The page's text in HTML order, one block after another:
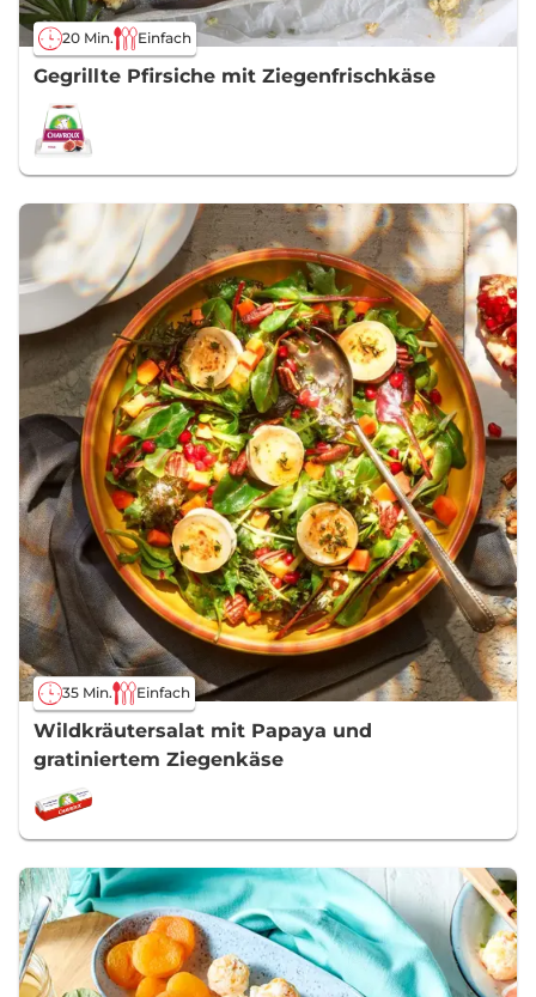
20 Min. Einfach
Gegrillte Pfirsiche mit Ziegenfrischkäse
35 Min. Einfach
Wildkräutersalat mit Papaya und
gratiniertem Ziegenkäse